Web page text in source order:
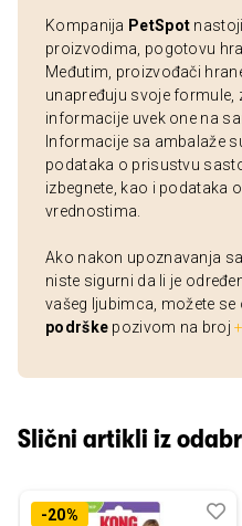
Kompanija PetSpot
proizvodima, pogotovu
Međutim, proizvođači
unapređuju svoje formule,
informacije uvek one na
Informacije sa ambalaže
podataka o prisustvu
izbegnete, kao i podataka
vrednostima.
Ako nakon upoznavanja
niste sigurni da li je
vašeg ljubimca, možete se
podrške pozivom na broj
Slični artikli iz
-20%